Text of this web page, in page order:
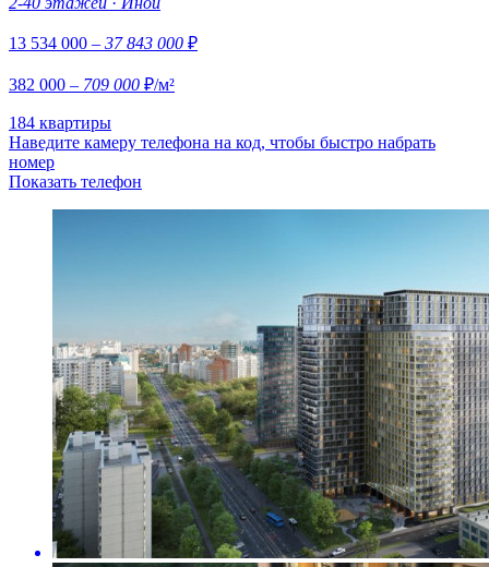
13 534 000 – 37 843 000 ₽
382 000 – 709 000 ₽/м²
184 квартиры
Наведите камеру телефона на код, чтобы быстро набрать
номер
Показать телефон